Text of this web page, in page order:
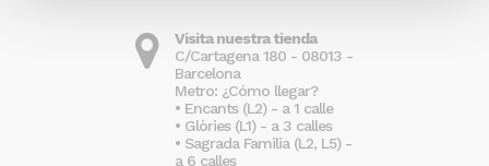
Visita nuestra tienda
C/Cartagena 180 - 08013 -
Barcelona
Metro: ¿Cómo llegar?
• Encants (L2) - a 1 calle
• Glòries (L1) - a 3 calles
• Sagrada Familia (L2, L5) -
a 6 calles